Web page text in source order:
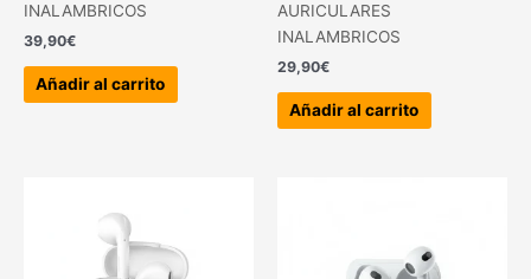
INALAMBRICOS
39,90€
Añadir al carrito
AURICULARES
INALAMBRICOS
29,90€
Añadir al carrito